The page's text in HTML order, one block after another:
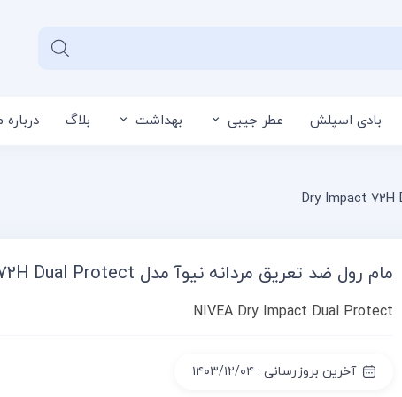
سبد خرید شما بادی اسپلش عطر جیبی بهداشت بلاگ درباره
مام رول ضد تعریق مردانه نیوآ مدل Dry Impact 72H Dual Protect
NIVEA Dry Impact Dual Protect
آخرین بروزرسانی : ۱۴۰۳/۱۲/۰۴